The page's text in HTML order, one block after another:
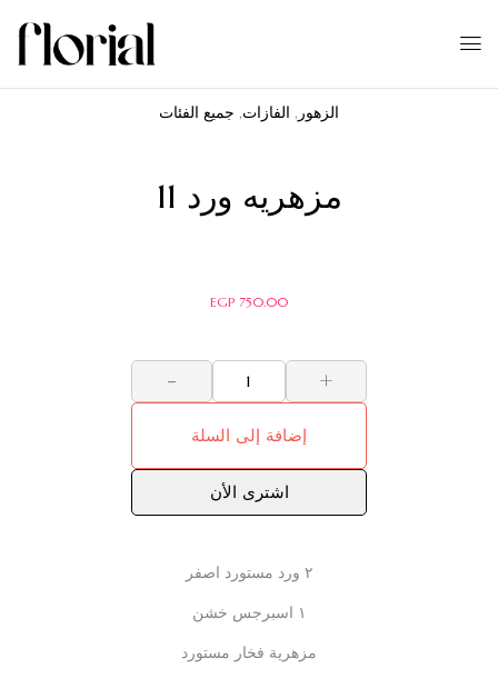
الزهور , الفازات, جميع الفئات
مزهريه ورد 11
750.00
EGP
+
-
إضافة إلى السلة
اشترى الأن
٢ ورد مستورد اصفر
١ اسبرجس خشن
مزهرية فخار مستورد